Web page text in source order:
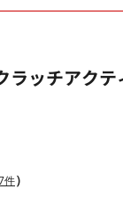
ラッチアクテ
件）